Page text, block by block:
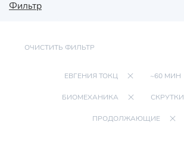
Фильтр
ОЧИСТИТЬ ФИЛЬТР
ЕВГЕНИЯ ТОКЦ ~60 МИН
БИОМЕХАНИКА СКРУТКИ
ПРОДОЛЖАЮЩИЕ